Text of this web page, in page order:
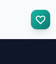
İçeriğe Git